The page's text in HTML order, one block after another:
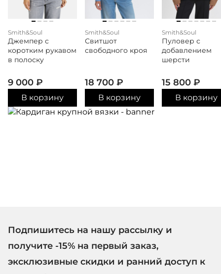
Smith&Soul
Джемпер с
коротким рукавом
в полоску
9 000 ₽
В корзину
Smith&Soul
Свитшот
свободного кроя
18 700 ₽
В корзину
Smith&Soul
Пуловер с
добавлением
шерсти
15 800 ₽
В корзину
Подпишитесь на нашу рассылку и
получите -15% на первый заказ,
эксклюзивные скидки и ранний доступ к